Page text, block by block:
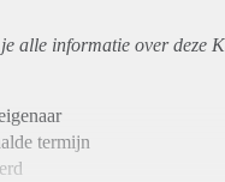
alle informatie over deze
termijn